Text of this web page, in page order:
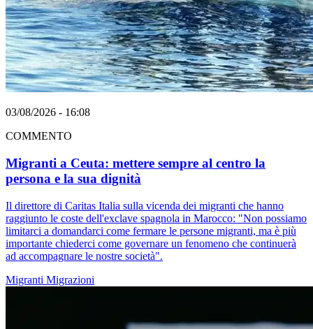
03/08/2026 - 16:08
COMMENTO
Migranti a Ceuta: mettere sempre al centro la
persona e la sua dignità
Il direttore di Caritas Italia sulla vicenda dei migranti che hanno
raggiunto le coste dell'exclave spagnola in Marocco: "Non possiamo
limitarci a domandarci come fermare le persone migranti, ma è più
importante chiederci come governare un fenomeno che continuerà
ad accompagnare le nostre società".
Migranti Migrazioni